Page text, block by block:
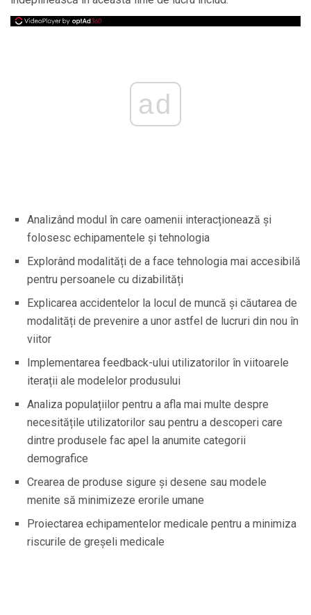
ad
Analizând modul în care oamenii interacționează și
folosesc echipamentele și tehnologia
Explorând modalități de a face tehnologia mai accesibilă
pentru persoanele cu dizabilități
Explicarea accidentelor la locul de muncă și căutarea de
modalități de prevenire a unor astfel de lucruri din nou în
viitor
Implementarea feedback-ului utilizatorilor în viitoarele
iterații ale modelelor produsului
Analiza populațiilor pentru a afla mai multe despre
necesitățile utilizatorilor sau pentru a descoperi care
dintre produsele fac apel la anumite categorii
demografice
Crearea de produse sigure și desene sau modele
menite să minimizeze erorile umane
Proiectarea echipamentelor medicale pentru a minimiza
riscurile de greșeli medicale